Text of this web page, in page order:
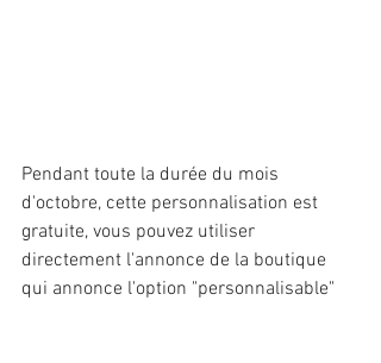
Pendant toute la durée du mois
d'octobre, cette personnalisation est
gratuite, vous pouvez utiliser
directement l'annonce de la boutique
qui annonce l'option "personnalisable"